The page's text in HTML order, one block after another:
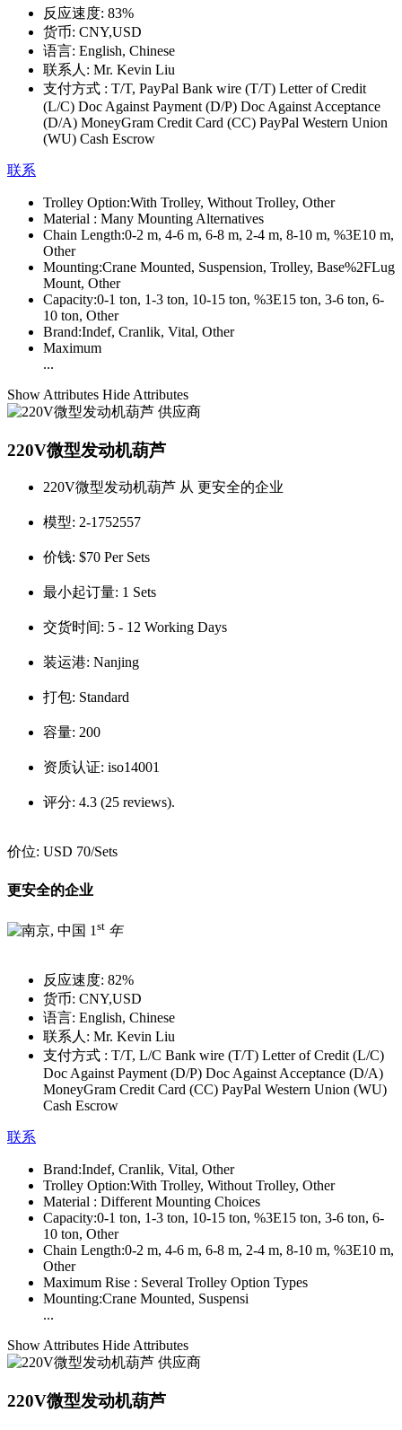
反应速度: 83%
货币: CNY,USD
语言: English, Chinese
联系人: Mr. Kevin Liu
支付方式 : T/T, PayPal Bank wire (T/T) Letter of Credit
(L/C) Doc Against Payment (D/P) Doc Against Acceptance
(D/A) MoneyGram Credit Card (CC) PayPal Western Union
(WU) Cash Escrow
联系
Trolley Option:With Trolley, Without Trolley, Other
Material : Many Mounting Alternatives
Chain Length:0-2 m, 4-6 m, 6-8 m, 2-4 m, 8-10 m, %3E10 m,
Other
Mounting:Crane Mounted, Suspension, Trolley, Base%2FLug
Mount, Other
Capacity:0-1 ton, 1-3 ton, 10-15 ton, %3E15 ton, 3-6 ton, 6-
10 ton, Other
Brand:Indef, Cranlik, Vital, Other
Maximum
...
Show Attributes Hide Attributes
220V微型发动机葫芦
220V微型发动机葫芦 从 更安全的企业
模型: 2-1752557
价钱: $70 Per Sets
最小起订量: 1 Sets
交货时间: 5 - 12 Working Days
装运港: Nanjing
打包: Standard
容量: 200
资质认证: iso14001
评分: 4.3 (25 reviews).
价位: USD 70/Sets
更安全的企业
1 st 年
反应速度: 82%
货币: CNY,USD
语言: English, Chinese
联系人: Mr. Kevin Liu
支付方式 : T/T, L/C Bank wire (T/T) Letter of Credit (L/C)
Doc Against Payment (D/P) Doc Against Acceptance (D/A)
MoneyGram Credit Card (CC) PayPal Western Union (WU)
Cash Escrow
联系
Brand:Indef, Cranlik, Vital, Other
Trolley Option:With Trolley, Without Trolley, Other
Material : Different Mounting Choices
Capacity:0-1 ton, 1-3 ton, 10-15 ton, %3E15 ton, 3-6 ton, 6-
10 ton, Other
Chain Length:0-2 m, 4-6 m, 6-8 m, 2-4 m, 8-10 m, %3E10 m,
Other
Maximum Rise : Several Trolley Option Types
Mounting:Crane Mounted, Suspensi
...
Show Attributes Hide Attributes
220V微型发动机葫芦